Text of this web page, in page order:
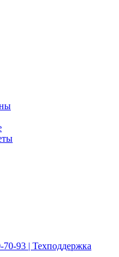
70-93 | Техподдержка